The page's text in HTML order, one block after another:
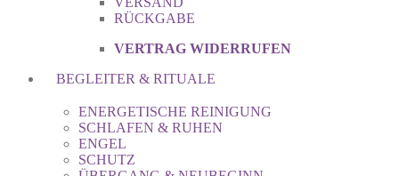
RÜCKGABE
VERTRAG WIDERRUFEN
BEGLEITER & RITUALE
ENERGETISCHE REINIGUNG
SCHLAFEN & RUHEN
ENGEL
SCHUTZ